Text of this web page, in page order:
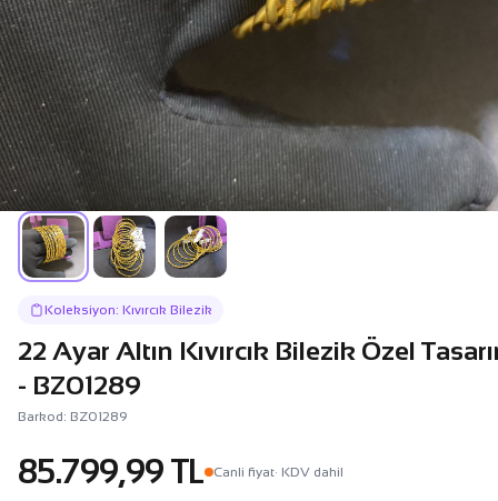
Koleksiyon: Kıvırcık Bilezik
22 Ayar Altın Kıvırcık Bilezik Özel
- BZ01289
Barkod: BZ01289
85.799,99 TL Canli fiyat· KDV dahil